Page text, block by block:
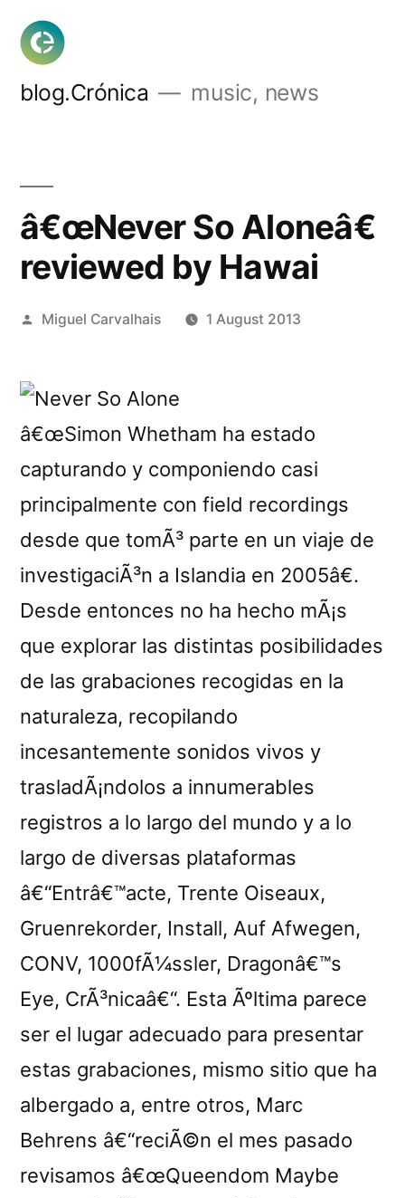
Skip
content
blog.Crónica music, news
â€œNever So Aloneâ€
reviewed by Hawai
Posted
Miguel Carvalhais 1 August 2013
â€œSimon Whetham ha estado
capturando y componiendo casi
principalmente con field recordings
desde que tomÃ³ parte en un viaje de
investigaciÃ³n a Islandia en 2005â€.
Desde entonces no ha hecho mÃ¡s
que explorar las distintas posibilidades
de las grabaciones recogidas en la
naturaleza, recopilando
incesantemente sonidos vivos y
trasladÃ¡ndolos a innumerables
registros a lo largo del mundo y a lo
largo de diversas plataformas
â€“Entrâ€™acte, Trente Oiseaux,
Gruenrekorder, Install, Auf Afwegen,
CONV, 1000fÃ¼ssler, Dragonâ€™s
Eye, CrÃ³nicaâ€“. Esta Ãºltima parece
ser el lugar adecuado para presentar
estas grabaciones, mismo sitio que ha
albergado a, entre otros, Marc
Behrens â€“reciÃ©n el mes pasado
revisamos â€œQueendom Maybe